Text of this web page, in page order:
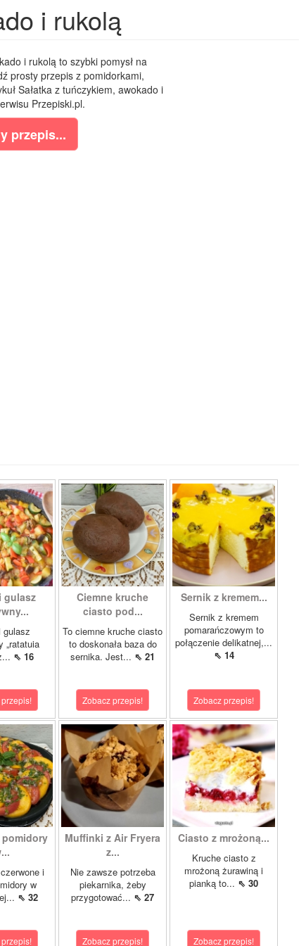
i rukolą
i rukolą to szybki pomysł na
prosty przepis z pomidorkami,
Sałatka z tuńczykiem, awokado i
Przepiski.pl.
przepis...
gulasz
gulasz
„ratatuia
⇖ 16
Ciemne kruche
ciasto pod...
To ciemne kruche ciasto
to doskonała baza do
sernika. Jest... ⇖ 21
Zobacz przepis!
Sernik z kremem...
Sernik z kremem
pomarańczowym to
połączenie delikatnej,...
⇖ 14
Zobacz przepis!
i
w
⇖ 32
Muffinki z Air Fryera
z...
Nie zawsze potrzeba
piekarnika, żeby
przygotować... ⇖ 27
Zobacz przepis!
Ciasto z mrożoną...
Kruche ciasto z
mrożoną żurawiną i
pianką to... ⇖ 30
Zobacz przepis!